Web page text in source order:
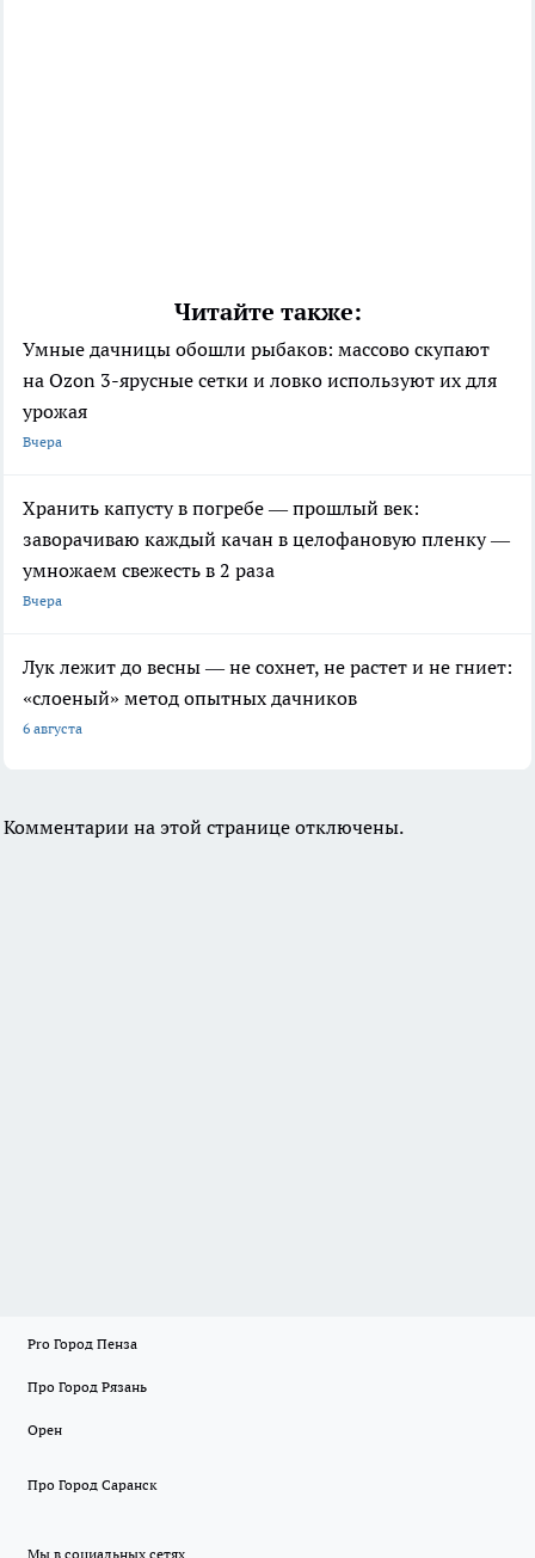
Читайте также:
Умные дачницы обошли рыбаков: массово скупают
на Ozon 3-ярусные сетки и ловко используют их для
урожая
Вчера
Хранить капусту в погребе — прошлый век:
заворачиваю каждый качан в целофановую пленку —
умножаем свежесть в 2 раза
Вчера
Лук лежит до весны — не сохнет, не растет и не гниет:
«слоеный» метод опытных дачников
6 августа
Комментарии на этой странице отключены.
Pro Город Пенза
Про Город Рязань
Орен
Про Город Саранск
Мы в социальных сетях